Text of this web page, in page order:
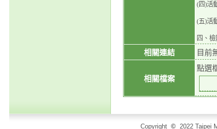
(四)活
(五)活
四、
相關連結 目前
相關檔案
點選
Copyright © 2022 Taipei